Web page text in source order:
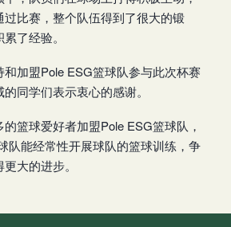
比赛，整个队伍得到了很大的锻
了经验。
加盟Pole ESG篮球队参与此次杯赛
同学们表示衷心的感谢。
篮球爱好者加盟Pole ESG篮球队，
队能经常性开展球队的篮球训练，争
大的进步。